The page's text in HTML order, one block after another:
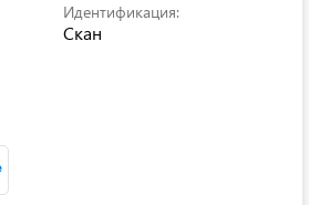
Идентификация:
Скан